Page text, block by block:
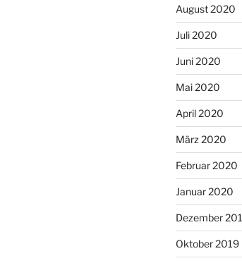
August 2020
Juli 2020
Juni 2020
Mai 2020
April 2020
März 2020
Februar 2020
Januar 2020
Dezember
Oktober 2019